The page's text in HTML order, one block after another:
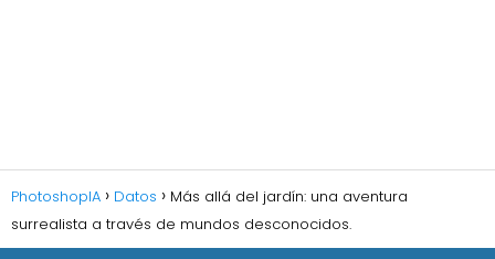
PhotoshopIA Datos
Más allá del jardín: una aventura
surrealista a través de mundos desconocidos.